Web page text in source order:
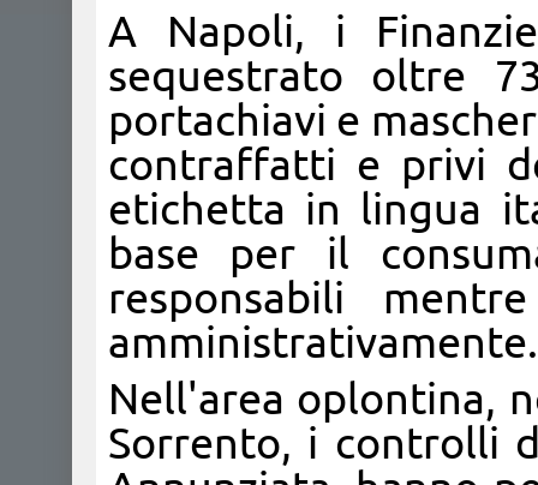
A Napoli, i
sequestrato oltre
portachiavi e
contraffatti e privi
etichetta in lingua
base per il
responsabili
amministrativamente.
Nell'area oplontina,
Sorrento, i controlli